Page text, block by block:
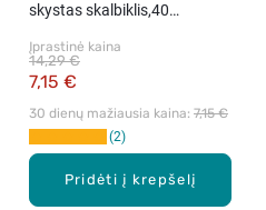
Pridėti į krepšelį
skystas skalbiklis,40
Įprastinė kaina
7,15 €
14,29 €
30 dienų mažiausia kaina: 7,15 €
2